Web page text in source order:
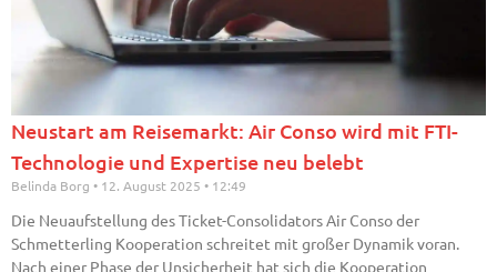
Neustart am Reisemarkt: Air Conso wird mit FTI-
Technologie und Expertise neu belebt
Belinda Borg 12. August 2025 12:49
Die Neuaufstellung des Ticket-Consolidators Air Conso der
Schmetterling Kooperation schreitet mit großer Dynamik voran.
Nach einer Phase der Unsicherheit hat sich die Kooperation